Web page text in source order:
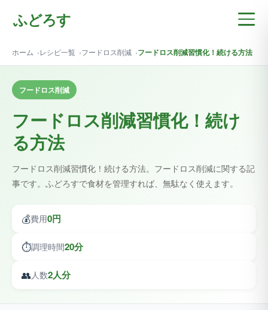
ふどろす
ホーム レシピ一覧 フードロス削減 フードロス削減習慣化！続ける方法
フードロス削減
フードロス削減習慣化！続け
る方法
フードロス削減習慣化！続ける方法。フードロス削減に関する記
事です。ふどろすで食材を管理すれば、無駄なく使えます。
💰費用0円
⏱️調理時間20分
👥人数2人分